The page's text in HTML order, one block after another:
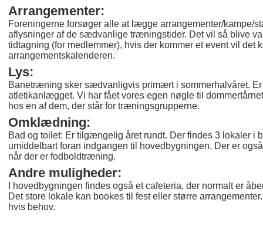
Arrangementer:
Foreningerne forsøger alle at lægge arrangementer/
aflysninger af de sædvanlige træningstider. Det vil så blive
tidtagning (for medlemmer), hvis der kommer et event vil det
arrangementskalenderen.
Lys:
Banetræning sker sædvanligvis primært i sommerhalvåret.
atletikanlægget. Vi har fået vores egen nøgle til
hos en af dem, der står for træningsgrupperne.
Omklædning:
Bad og toilet: Er tilgængelig året rundt. Der findes 3 lokaler i
umiddelbart foran indgangen til hovedbygningen. Der er
når der er fodboldtræning.
Andre muligheder:
I hovedbygningen findes også et cafeteria, der normalt er
Det store lokale kan bookes til fest eller større
hvis behov.